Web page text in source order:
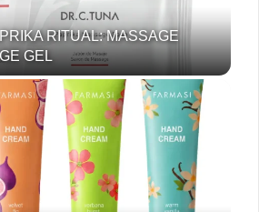
RITUAL: MASSAGE
GEL